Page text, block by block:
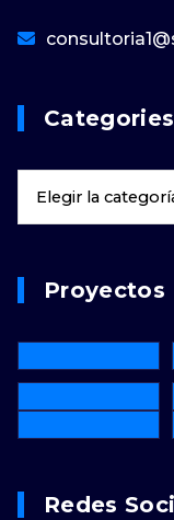
Categories
Proyectos
Redes